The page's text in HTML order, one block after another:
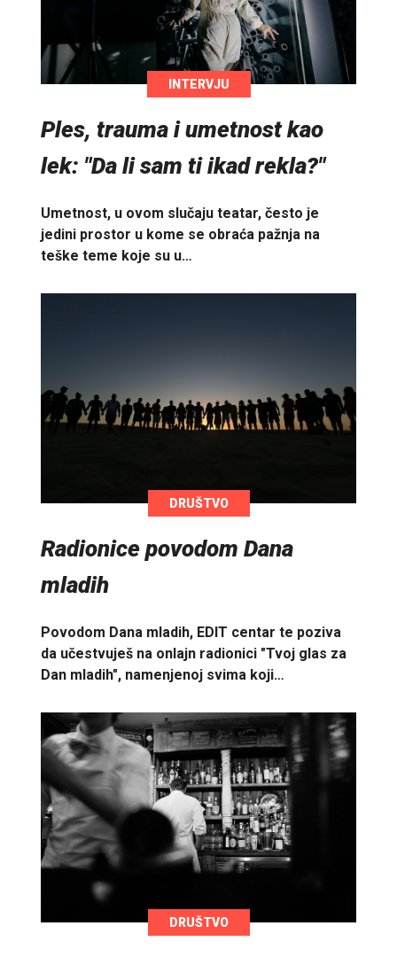
INTERVJU
Ples, trauma i umetnost kao
lek: "Da li sam ti ikad rekla?"
Umetnost, u ovom slučaju teatar, često je
jedini prostor u kome se obraća pažnja na
teške teme koje su u…
DRUŠTVO
Radionice povodom Dana
mladih
Povodom Dana mladih, EDIT centar te poziva
da učestvuješ na onlajn radionici "Tvoj glas za
Dan mladih", namenjenoj svima koji…
DRUŠTVO